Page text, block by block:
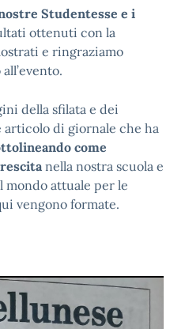
Studentesse e i
ottenuti con la
e ringraziamo
della sfilata e dei
di giornale che ha
come
nella nostra scuola e
mondo attuale per le
vengono formate.